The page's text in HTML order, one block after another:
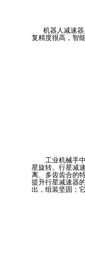
机器人减速器
复精度很高，智
工业机械手中
星旋转。行星减
离、多齿齿合的
提升行星减速器
出，组装坚固；